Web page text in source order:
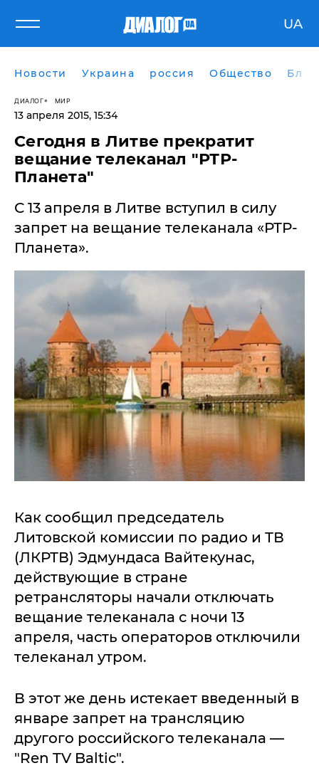
UA
Новости Украина россия Общество
ДИАЛОГ МИР
13 апреля 2015, 15:34
Сегодня в Литве прекратит
вещание телеканал "РТР-
Планета"
С 13 апреля в Литве вступил в силу
запрет на вещание телеканала «РТР-
Планета».
Как сообщил председатель
Литовской комиссии по радио и ТВ
(ЛКРТВ) Эдмундаса Вайтекунас,
действующие в стране
ретрансляторы начали отключать
вещание телеканала с ночи 13
апреля, часть операторов отключили
телеканал утром.
В этот же день истекает введенный в
январе запрет на трансляцию
другого российского телеканала —
"Ren TV Baltic".